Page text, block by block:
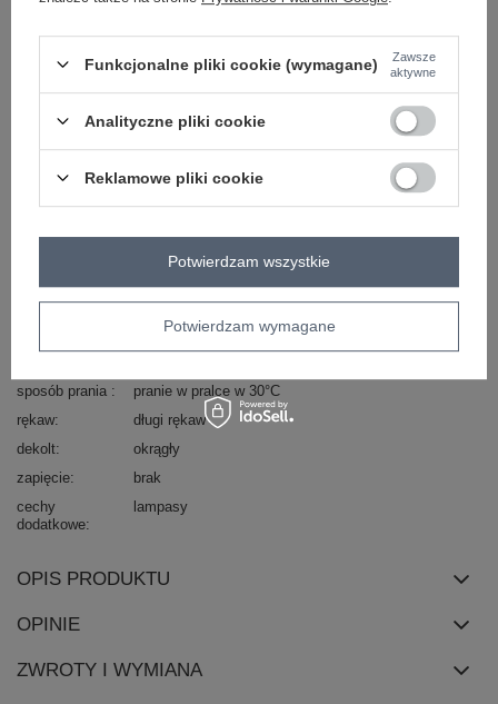
elastan
sposób prania : pranie w pralce w 30°C
IT-BL-21772.91
dominujący
dominujący
poliester
sposób prania
pranie w pralce w 30°C
rękaw
długi rękaw
dekolt
okrągły
zapięcie
brak
cechy
dodatkowe
lampasy
OPIS PRODUKTU
OPINIE
ZWROTY I WYMIANA
Funkcjonalne pliki cookie (wymagane)
Zawsze
aktywne
Analityczne pliki cookie
Reklamowe pliki cookie
Potwierdzam wymagane
Potwierdzam wszystkie